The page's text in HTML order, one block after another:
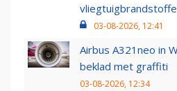
03-08-2026, 12:41
Airbus A321neo in
beklad met graffiti
03-08-2026, 12:34